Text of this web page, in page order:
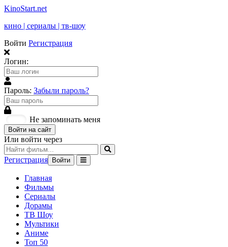
KinoStart.net
кино | сериалы | тв-шоу
Войти Регистрация
Логин:
Пароль: Забыли пароль?
Не запоминать меня
Войти на сайт
Или войти через
Регистрация Войти
Главная
Фильмы
Сериалы
Дорамы
ТВ Шоу
Мультики
Аниме
Топ 50